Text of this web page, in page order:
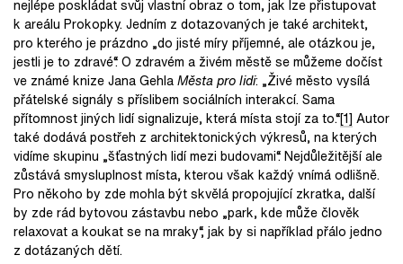
nejlépe poskládat svůj vlastní obraz o tom, jak lze přistupovat
k areálu Prokopky. Jedním z dotazovaných je také architekt,
pro kterého je prázdno „do jisté míry příjemné, ale otázkou je,
jestli je to zdravé“. O zdravém a živém městě se můžeme dočíst
ve známé knize Jana GehlaMěsta pro lidi: „Živé město vysílá
přátelské signály s příslibem sociálních interakcí. Sama
přítomnost jiných lidí signalizuje, která místa stojí za to.“[1] Autor
také dodává postřeh z architektonických výkresů, na kterých
vidíme skupinu „šťastných lidí mezi budovami“. Nejdůležitější ale
zůstává smysluplnost místa, kterou však každý vnímá odlišně.
Pro někoho by zde mohla být skvělá propojující zkratka, další
by zde rád bytovou zástavbu nebo „park, kde může člověk
relaxovat a koukat se na mraky“, jak by si například přálo jedno
z dotázaných dětí.